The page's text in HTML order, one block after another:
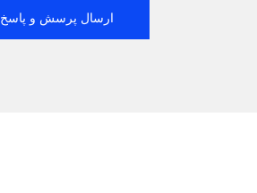
ارسال پرسش و پاسخ